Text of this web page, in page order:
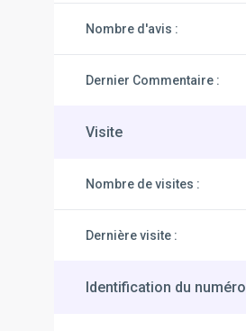
Nombre d'avis :
Dernier Commentaire :
Visite
Nombre de visites :
Dernière visite :
Identification du numéro